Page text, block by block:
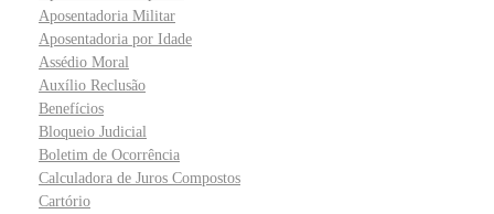
Aposentadoria Militar
Aposentadoria por Idade
Assédio Moral
Auxílio Reclusão
Benefícios
Bloqueio Judicial
Boletim de Ocorrência
Calculadora de Juros Compostos
Cartório